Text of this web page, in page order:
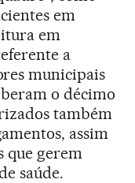
em
em
a
municipais
o décimo
também
assim
que gerem
saúde.